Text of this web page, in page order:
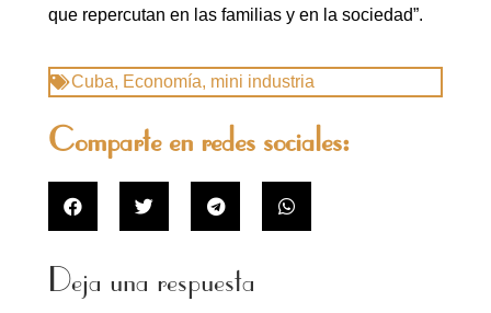
que repercutan en las familias y en la sociedad”.
Cuba, Economía, mini industria
Comparte en redes sociales:
Deja una respuesta